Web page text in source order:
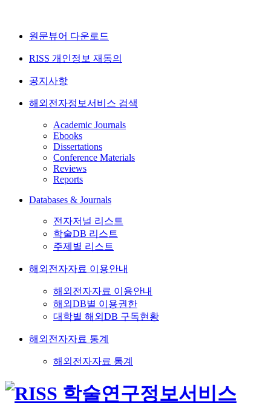
원문뷰어 다운로드
RISS 개인정보 재동의
공지사항
해외전자정보서비스 검색
Academic Journals
Ebooks
Dissertations
Conference Materials
Reviews
Reports
Databases & Journals
전자저널 리스트
학술DB 리스트
주제별 리스트
해외전자자료 이용안내
해외전자자료 이용안내
해외DB별 이용권한
대학별 해외DB 구독현황
해외전자자료 통계
해외전자자료 통계